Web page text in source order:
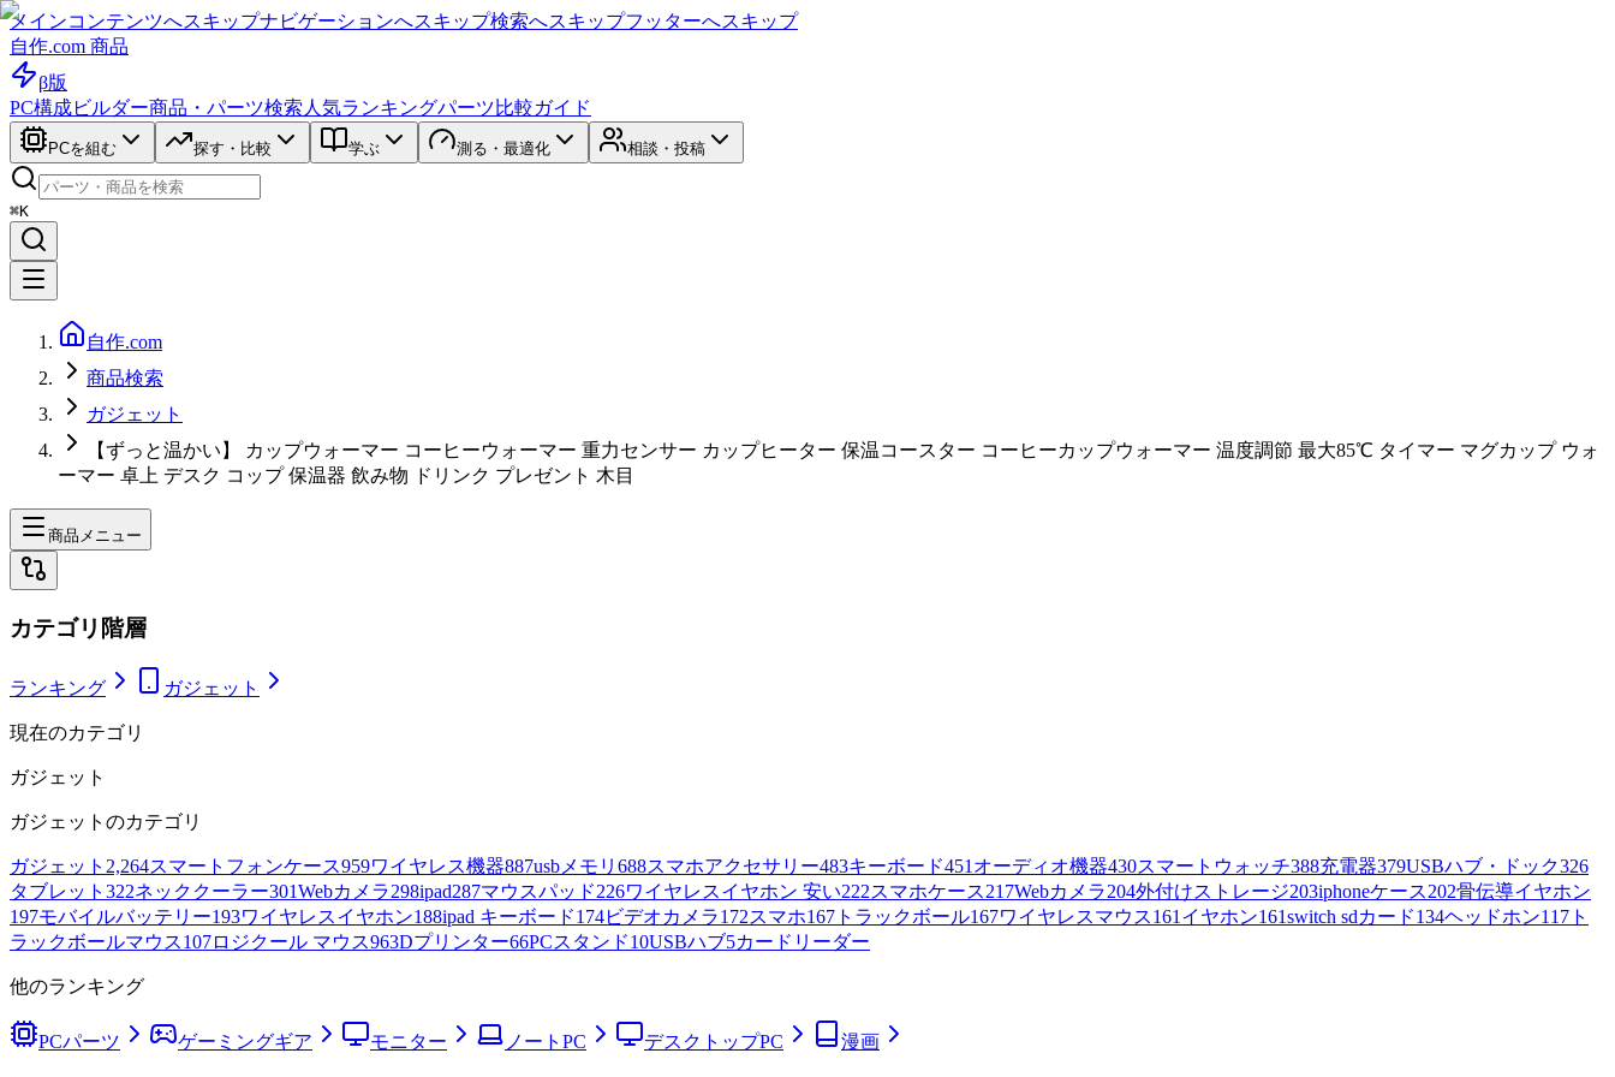
メインコンテンツへスキップナビゲーションへスキップ検索へスキップフッターへスキップ
自作.com 商品
β版
PC構成ビルダー商品・パーツ検索 人気ランキングパーツ比較ガイド
PCを組む 探す・比較 学ぶ 測る・最適化 相談・投稿
⌘K
自作.com
商品検索
ガジェット
【ずっと温かい】 カップウォーマー コーヒーウォーマー 重力センサー カップヒーター 保温コースター コーヒーカップウォーマー 温度調節 最大85℃ タイマー マグカップ ウォ
ーマー 卓上 デスク コップ 保温器 飲み物 ドリンク プレゼント 木目
商品メニュー
カテゴリ階層
ランキング ガジェット
現在のカテゴリ
ガジェット
ガジェット のカテゴリ
ガジェット 2,264スマートフォンケース959ワイヤレス機器887usbメモリ 688スマホアクセサリー483キーボード451オーディオ機器430スマートウォッチ388充電器379USBハブ・ドック326
タブレット 322ネッククーラー301Webカメラ298ipad287マウスパッド226ワイヤレスイヤホン 安い222スマホケース217Webカメラ204外付けストレージ203iphoneケース202骨伝導イヤホン
197モバイルバッテリー193ワイヤレスイヤホン188ipad キーボード174ビデオカメラ172スマホ167 トラックボール167ワイヤレスマウス161イヤホン161switch sdカード134ヘッドホン117 ト
ラックボールマウス107ロジクール マウス963Dプリンター66PCスタンド10USBハブ5カードリーダー
他のランキング
PCパーツ ゲーミングギア モニター ノートPC デスクトップPC 漫画